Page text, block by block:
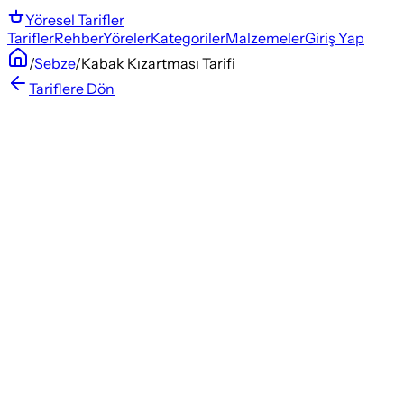
Yöresel Tarifler
TariflerRehberYörelerKategorilerMalzemelerGiriş Yap
/Sebze/Kabak Kızartması Tarifi
Tariflere Dön